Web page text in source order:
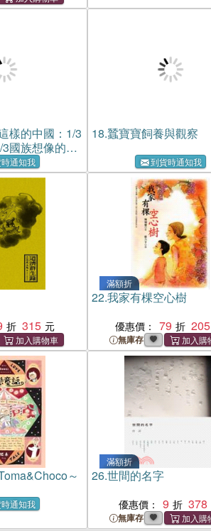
樣的中國：1/3
國族想像的＋
通知我
18.蠶寶寶飼養與觀察
到貨時通知我
315
滿額折
22.我家有棵空心樹
優惠價： 79 205
無庫存
～
通知我
滿額折
26.世間的名字
優惠價： 9 378
無庫存